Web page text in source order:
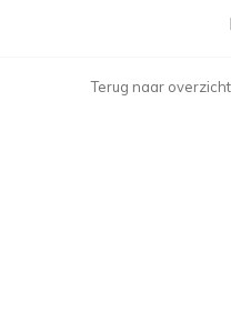
Terug naar overzicht